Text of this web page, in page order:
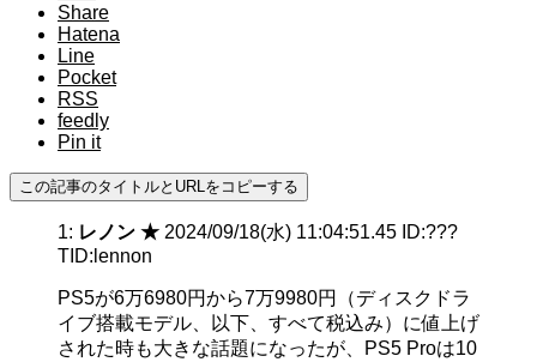
Share
Hatena
Line
Pocket
RSS
feedly
Pin it
この記事のタイトルとURLをコピーする
1: レノン ★ 2024/09/18(水) 11:04:51.45 ID:???
TID:lennon
PS5が6万6980円から7万9980円（ディスクドラ
イブ搭載モデル、以下、すべて税込み）に値上げ
された時も大きな話題になったが、PS5 Proは10